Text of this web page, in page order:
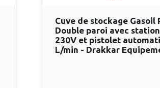
Cuve de stockage Gasoil
Double paroi avec
230V et pistolet
L/min - Drakkar